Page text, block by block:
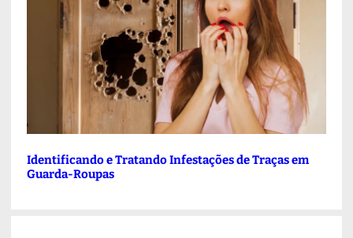
Identificando e Tratando Infestações de Traças em
Guarda-Roupas